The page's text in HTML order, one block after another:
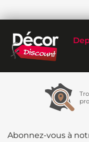
Abonnez-vous à